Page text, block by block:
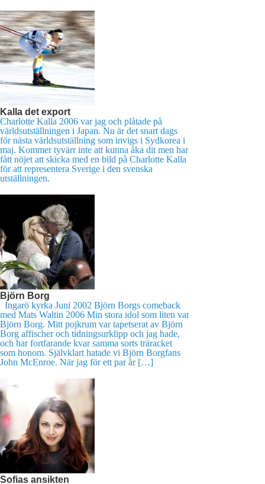
Kalla det export
Charlotte Kalla 2006 var jag och plåtade på
världsutställningen i Japan. Nu är det snart dags
för nästa världsutställning som invigs i Sydkorea i
maj. Kommer tyvärr inte att kunna åka dit men har
fått nöjet att skicka med en bild på Charlotte Kalla
för att representera Sverige i den svenska
utställningen.
Björn Borg
Ingarö kyrka Juni 2002 Björn Borgs comeback
med Mats Waltin 2006 Min stora idol som liten var
Björn Borg. Mitt pojkrum var tapetserat av Björn
Borg affischer och tidningsurklipp och jag hade,
och har fortfarande kvar samma sorts träracket
som honom. Självklart hatade vi Björn Borgfans
John McEnroe. När jag för ett par år […]
Sofias ansikten